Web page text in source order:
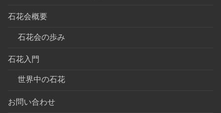
石花会概要
石花会の歩み
石花入門
世界中の石花
お問い合わせ